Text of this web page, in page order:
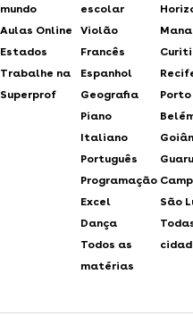
mundo
Aulas Online
Estados
Trabalhe na
Superprof
escolar
Violão
Francês
Espanhol
Geografia
Piano
Italiano
Português
Programação
Excel
Dança
Todos as
matérias
São